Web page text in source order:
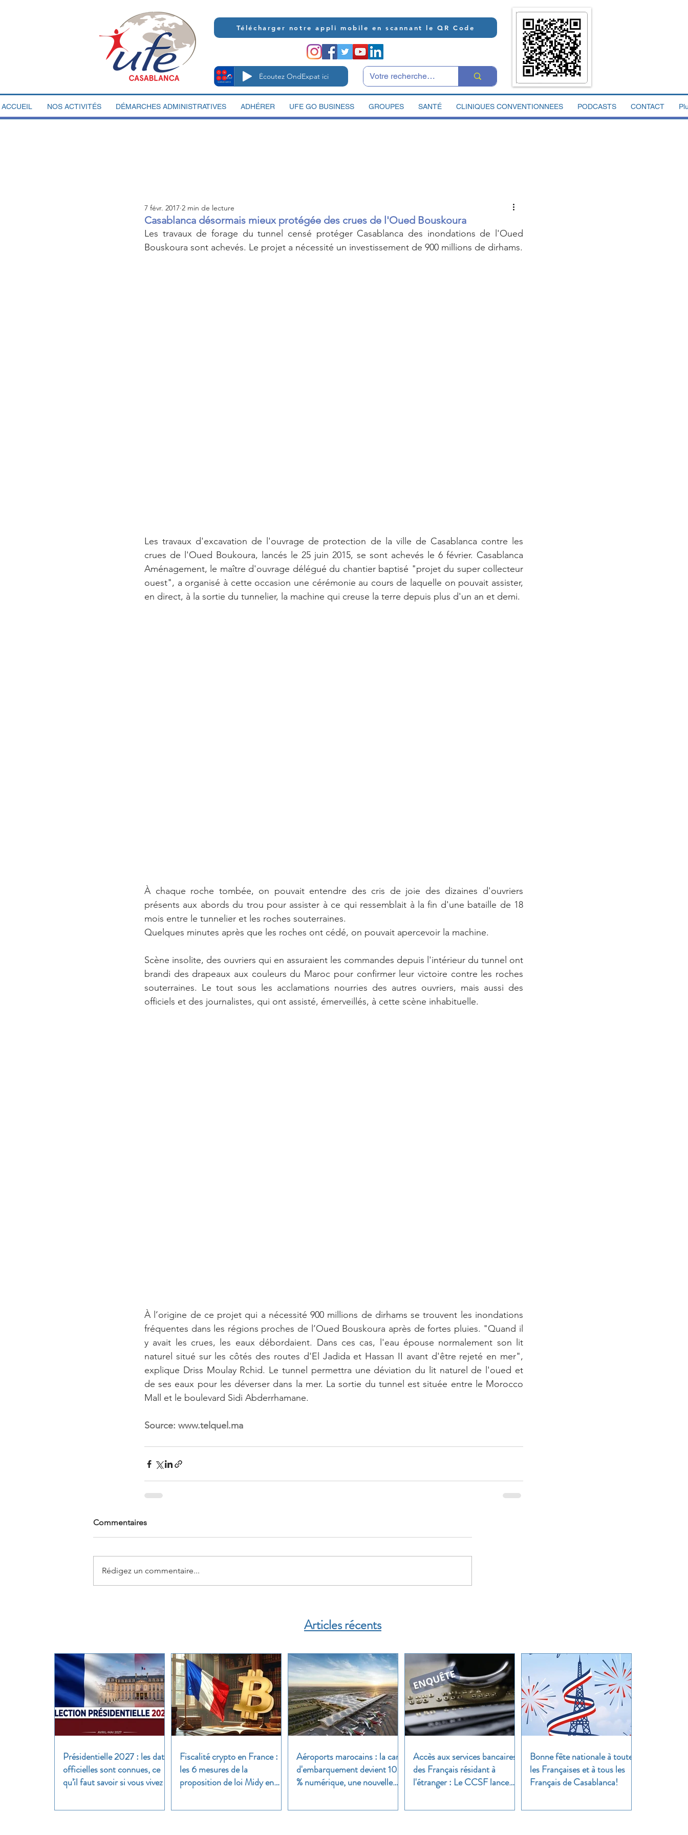
Télécharger notre appli mobile en scannant le QR Code
Écoutez OndExpat ici
ACCUEIL NOS ACTIVITÉS DÉMARCHES ADMINISTRATIVES ADHÉRER UFE GO BUSINESS GROUPES SANTÉ CLINIQUES CONVENTIONNEES PODCASTS CONTACT
Casablanca désormais mieux protégée des crues de l'Oued Bouskoura
7 févr. 2017 2 min de lecture
Les travaux de forage du tunnel censé protéger Casablanca des inondations de l'Oued
Bouskoura sont achevés. Le projet a nécessité un investissement de 900 millions de dirhams.
Les travaux d'excavation de l'ouvrage de protection de la ville de Casablanca contre les
crues de l'Oued Boukoura, lancés le 25 juin 2015, se sont achevés le 6 février. Casablanca
Aménagement, le maître d'ouvrage délégué du chantier baptisé "projet du super collecteur
ouest", a organisé à cette occasion une cérémonie au cours de laquelle on pouvait assister,
en direct, à la sortie du tunnelier, la machine qui creuse la terre depuis plus d'un an et demi.
À chaque roche tombée, on pouvait entendre des cris de joie des dizaines d'ouvriers
présents aux abords du trou pour assister à ce qui ressemblait à la fin d'une bataille de 18
mois entre le tunnelier et les roches souterraines.
Quelques minutes après que les roches ont cédé, on pouvait apercevoir la machine.
Scène insolite, des ouvriers qui en assuraient les commandes depuis l'intérieur du tunnel ont
brandi des drapeaux aux couleurs du Maroc pour confirmer leur victoire contre les roches
souterraines. Le tout sous les acclamations nourries des autres ouvriers, mais aussi des
officiels et des journalistes, qui ont assisté, émerveillés, à cette scène inhabituelle.
À l’origine de ce projet qui a nécessité 900 millions de dirhams se trouvent les inondations
fréquentes dans les régions proches de l’Oued Bouskoura après de fortes pluies. "Quand il
y avait les crues, les eaux débordaient. Dans ces cas, l'eau épouse normalement son lit
naturel situé sur les côtés des routes d'El Jadida et Hassan II avant d'être rejeté en mer",
explique Driss Moulay Rchid. Le tunnel permettra une déviation du lit naturel de l'oued et
de ses eaux pour les déverser dans la mer. La sortie du tunnel est située entre le Morocco
Mall et le boulevard Sidi Abderrhamane.
Source: www.telquel.ma
Commentaires
Rédigez un commentaire...
Articles récents
Présidentielle 2027 : les dates
officielles sont connues, ce
qu’il faut savoir si vous vivez à
Fiscalité crypto en France :
les 6 mesures de la
proposition de loi Midy en
Aéroports marocains : la carte
d'embarquement devient 100
% numérique, une nouvelle
du transport aérien
Accès aux services bancaires
des Français résidant à
l'étranger : Le CCSF lance
Bonne fête nationale à toutes
les Françaises et à tous les
Français de Casablanca!